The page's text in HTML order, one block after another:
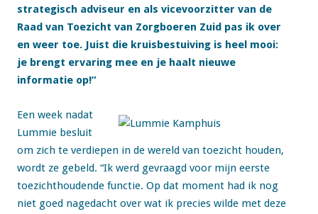
strategisch adviseur en als vicevoorzitter van de
Raad van Toezicht van Zorgboeren Zuid pas ik over
en weer toe. Juist die kruisbestuiving is heel mooi:
je brengt ervaring mee en je haalt nieuwe
informatie op!”
Een week nadat
Lummie besluit
om zich te verdiepen in de wereld van toezicht houden,
wordt ze gebeld. “Ik werd gevraagd voor mijn eerste
toezichthoudende functie. Op dat moment had ik nog
niet goed nagedacht over wat ik precies wilde met deze